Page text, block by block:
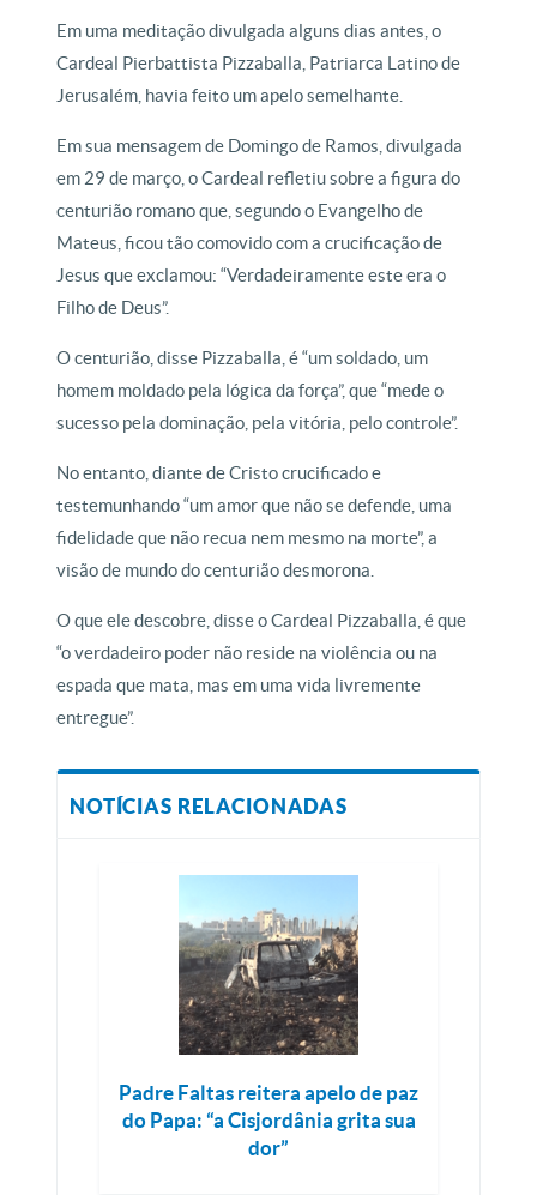
Em uma meditação divulgada alguns dias antes, o
Cardeal Pierbattista Pizzaballa, Patriarca Latino de
Jerusalém, havia feito um apelo semelhante.
Em sua mensagem de Domingo de Ramos, divulgada
em 29 de março, o Cardeal refletiu sobre a figura do
centurião romano que, segundo o Evangelho de
Mateus, ficou tão comovido com a crucificação de
Jesus que exclamou: “Verdadeiramente este era o
Filho de Deus”.
O centurião, disse Pizzaballa, é “um soldado, um
homem moldado pela lógica da força”, que “mede o
sucesso pela dominação, pela vitória, pelo controle”.
No entanto, diante de Cristo crucificado e
testemunhando “um amor que não se defende, uma
fidelidade que não recua nem mesmo na morte”, a
visão de mundo do centurião desmorona.
O que ele descobre, disse o Cardeal Pizzaballa, é que
“o verdadeiro poder não reside na violência ou na
espada que mata, mas em uma vida livremente
entregue”.
NOTÍCIAS RELACIONADAS
Padre Faltas reitera apelo de paz
do Papa: “a Cisjordânia grita sua
dor”